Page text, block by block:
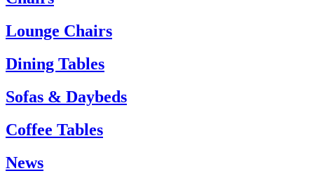
Kundenservice:
Tel.: +45 66 12 14 04
info@carlhansen.dk
Lounge Chairs
Dining Tables
Sofas & Daybeds
Coffee Tables
News